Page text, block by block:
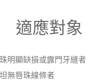
適應對象
明顯缺損或露門牙縫者
坦無唇珠線條者